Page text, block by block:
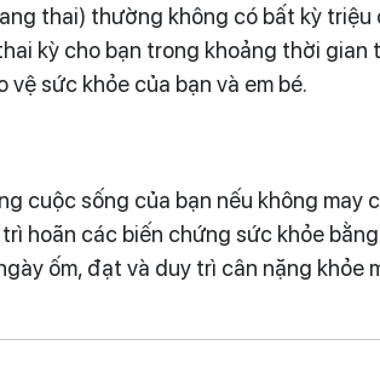
thai) thường không có bất kỳ triệu
kỳ cho bạn trong khoảng thời
sức khỏe của bạn và em bé.
cuộc sống của bạn nếu không may
hoãn các biến chứng sức khỏe
ốm, đạt và duy trì cân nặng khỏe